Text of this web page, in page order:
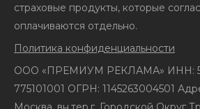
страховые продукты, которые
оплачиваются отдельно.
Политика конфиденциальности
ООО «ПРЕМИУМ РЕКЛАМА» ИНН:
775101001 ОГРН: 1145263004501